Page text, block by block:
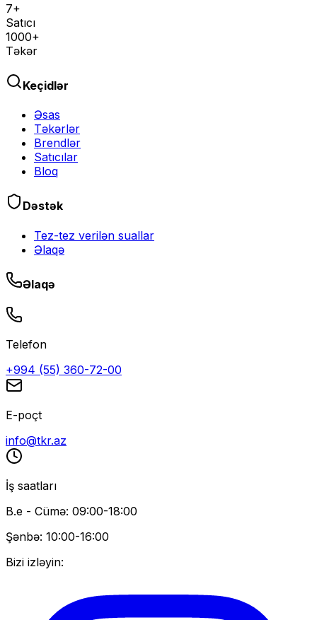
7+
Satıcı
1000+
Təkər
Keçidlər
Əsas
Təkərlər
Brendlər
Satıcılar
Bloq
Dəstək
Tez-tez verilən suallar
Əlaqə
Əlaqə
Telefon
+994 (55) 360-72-00
E-poçt
info@tkr.az
İş saatları
B.e - Cümə: 09:00-18:00
Şənbə: 10:00-16:00
Bizi izləyin: